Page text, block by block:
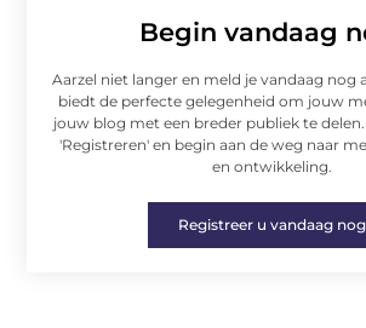
Begin vandaag
Aarzel niet langer en meld je vandaag nog
biedt de perfecte gelegenheid om jouw
jouw blog met een breder publiek te
'Registreren' en begin aan de weg naar
en ontwikkeling.
Registreer u vandaag nog